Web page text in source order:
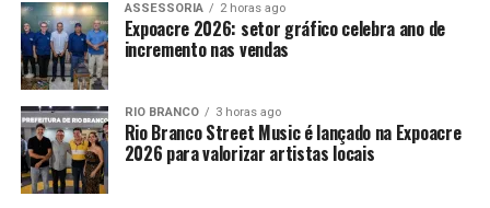
ASSESSORIA 2 horas ago
Expoacre 2026: setor gráfico celebra ano de
incremento nas vendas
RIO BRANCO 3 horas ago
Rio Branco Street Music é lançado na Expoacre
2026 para valorizar artistas locais